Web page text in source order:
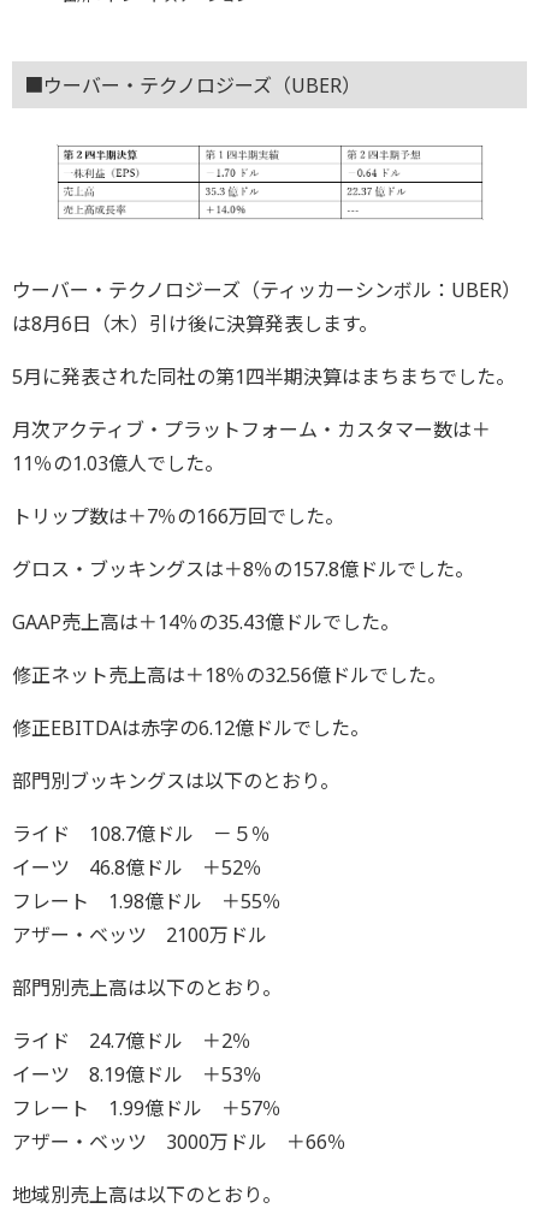
■ウーバー・テクノロジーズ（UBER）
ウーバー・テクノロジーズ（ティッカーシンボル：UBER）
は8月6日（木）引け後に決算発表します。
5月に発表された同社の第1四半期決算はまちまちでした。
月次アクティブ・プラットフォーム・カスタマー数は＋
11％の1.03億人でした。
トリップ数は＋7％の166万回でした。
グロス・ブッキングスは＋8％の157.8億ドルでした。
GAAP売上高は＋14％の35.43億ドルでした。
修正ネット売上高は＋18％の32.56億ドルでした。
修正EBITDAは赤字の6.12億ドルでした。
部門別ブッキングスは以下のとおり。
ライド 108.7億ドル －５％
イーツ 46.8億ドル ＋52％
フレート 1.98億ドル ＋55％
アザー・ベッツ 2100万ドル
部門別売上高は以下のとおり。
ライド 24.7億ドル ＋2％
イーツ 8.19億ドル ＋53％
フレート 1.99億ドル ＋57％
アザー・ベッツ 3000万ドル ＋66％
地域別売上高は以下のとおり。